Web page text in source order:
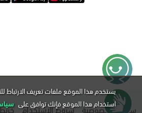
سياسة الخصوصية شروط الاستخدام
يستخدم هذا الموقع ملفات تعريف
استخدام هذا الموقع فإنك توافق على